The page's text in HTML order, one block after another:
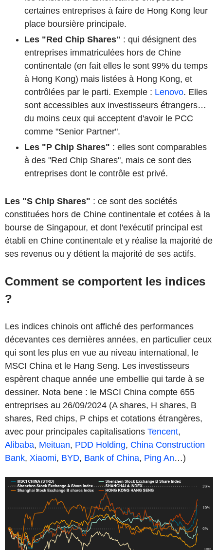
certaines entreprises à faire de Hong Kong leur
place boursière principale.
Les "Red Chip Shares" : qui désignent des
entreprises immatriculées hors de Chine
continentale (en fait elles le sont 99% du temps
à Hong Kong) mais listées à Hong Kong, et
contrôlées par le parti. Exemple : Lenovo. Elles
sont accessibles aux investisseurs étrangers…
du moins ceux qui acceptent d'avoir le PCC
comme "Senior Partner".
Les "P Chip Shares" : elles sont comparables
à des "Red Chip Shares", mais ce sont des
entreprises dont le contrôle est privé.
Les "S Chip Shares" : ce sont des sociétés
constituées hors de Chine continentale et cotées à la
bourse de Singapour, et dont l'exécutif principal est
établi en Chine continentale et y réalise la majorité de
ses revenus ou y détient la majorité de ses actifs.
Comment se comportent les indices
?
Les indices chinois ont affiché des performances
décevantes ces dernières années, en particulier ceux
qui sont les plus en vue au niveau international, le
MSCI China et le Hang Seng. Les investisseurs
espèrent chaque année une embellie qui tarde à se
dessiner. Nota bene : le MSCI China compte 655
entreprises au 26/09/2024 (A shares, H shares, B
shares, Red chips, P chips et cotations étrangères,
avec pour principales capitalisations Tencent,
Alibaba, Meituan, PDD Holding, China Construction
Bank, Xiaomi, BYD, Bank of China, Ping An…)